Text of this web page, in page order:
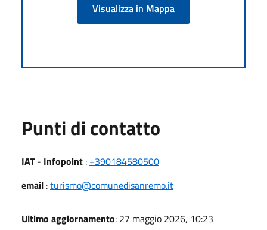
Visualizza in Mappa
Punti di contatto
IAT - Infopoint : +390184580500
email :turismo@comunedisanremo.it
Ultimo aggiornamento: 27 maggio 2026, 10:23